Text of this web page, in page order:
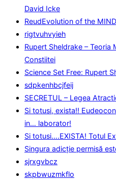
David Icke
ReudEvolution of the
rigtvuhvyieh
Rupert Sheldrake – Teoria
Constiitei
Science Set Free: Rupert
sdpkenhbcjfeij
SECRETUL – Legea
Si totusi, exista!!
in… laborator!
Si totusi….EXISTA! Totul
Singura adicţie permisă
sjrxgvbcz
skpbwuzmkflo